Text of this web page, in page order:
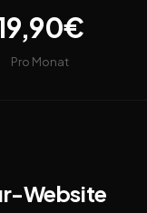
Pro Monat
Website